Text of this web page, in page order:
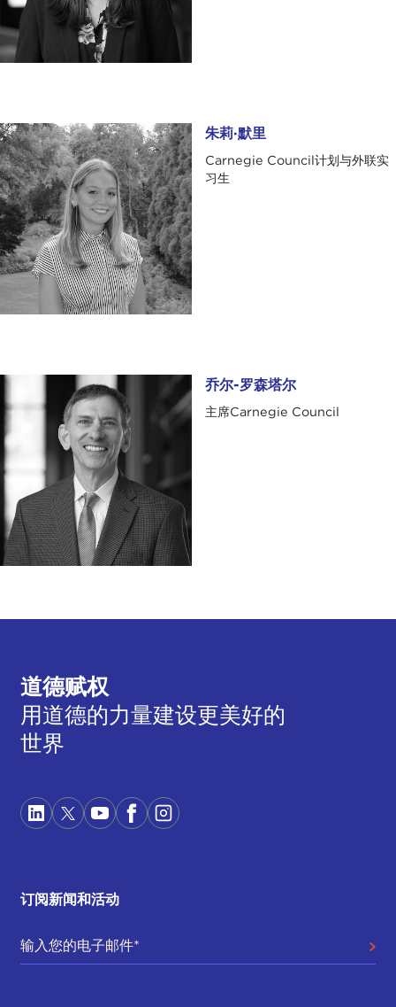
朱莉·默里 朱莉·默里
Carnegie Council计划与外联实
习生
乔尔-罗森塔尔 乔尔-罗森塔尔
主席Carnegie Council
道德赋权
用道德的力量建设更美好的
世界
订阅新闻和活动